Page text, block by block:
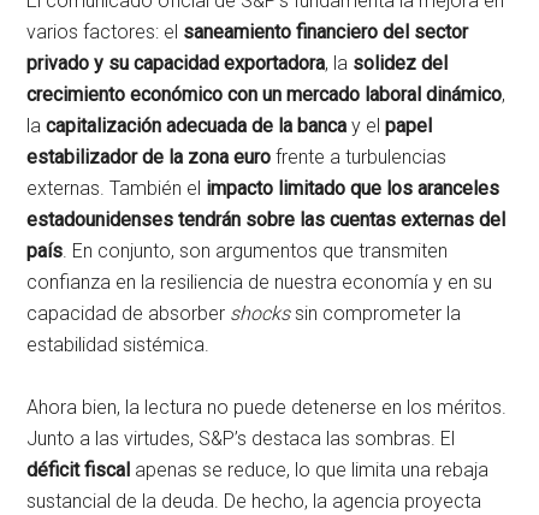
varios factores: el saneamiento financiero del sector
privado y su capacidad exportadora, la solidez del
crecimiento económico con un mercado laboral dinámico,
lacapitalización adecuada de la banca y elpapel
estabilizador de la zona euro frente a turbulencias
externas. También el impacto limitado que los aranceles
estadounidenses tendrán sobre las cuentas externas del
país . En conjunto, son argumentos que transmiten
confianza en la resiliencia de nuestra economía y en su
capacidad de absorber shockssin comprometer la
estabilidad sistémica.
Ahora bien, la lectura no puede detenerse en los méritos.
Junto a las virtudes, S&P’s destaca las sombras. El
déficit fiscal apenas se reduce, lo que limita una rebaja
sustancial de la deuda. De hecho, la agencia proyecta